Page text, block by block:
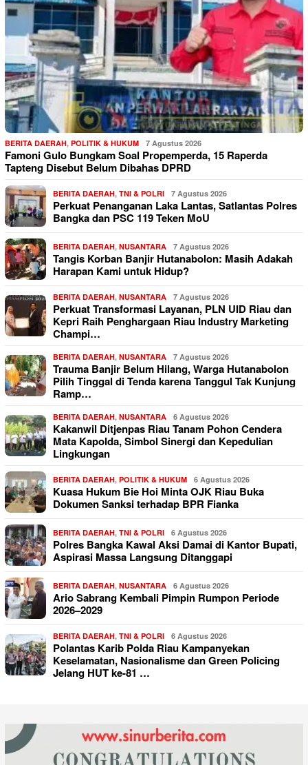
BERITA DAERAH, POLITIK & HUKUM 7 Agustus 2026
Famoni Gulo Bungkam Soal Propemperda, 15 Raperda
Tapteng Disebut Belum Dibahas DPRD
BERITA DAERAH, TNI & POLRI 7 Agustus 2026
Perkuat Penanganan Laka Lantas, Satlantas Polres
Bangka dan PSC 119 Teken MoU
BERITA DAERAH, NUSANTARA 7 Agustus 2026
Tangis Korban Banjir Hutanabolon: Masih Adakah
Harapan Kami untuk Hidup?
BERITA DAERAH, NUSANTARA 7 Agustus 2026
Perkuat Transformasi Layanan, PLN UID Riau dan
Kepri Raih Penghargaan Riau Industry Marketing
Champi…
BERITA DAERAH, NUSANTARA 7 Agustus 2026
Trauma Banjir Belum Hilang, Warga Hutanabolon
Pilih Tinggal di Tenda karena Tanggul Tak Kunjung
Ramp…
BERITA DAERAH, NUSANTARA 6 Agustus 2026
Kakanwil Ditjenpas Riau Tanam Pohon Cendera
Mata Kapolda, Simbol Sinergi dan Kepedulian
Lingkungan
BERITA DAERAH, POLITIK & HUKUM 6 Agustus 2026
Kuasa Hukum Bie Hoi Minta OJK Riau Buka
Dokumen Sanksi terhadap BPR Fianka
BERITA DAERAH, TNI & POLRI 6 Agustus 2026
Polres Bangka Kawal Aksi Damai di Kantor Bupati,
Aspirasi Massa Langsung Ditanggapi
BERITA DAERAH, NUSANTARA 6 Agustus 2026
Ario Sabrang Kembali Pimpin Rumpon Periode
2026–2029
BERITA DAERAH, TNI & POLRI 6 Agustus 2026
Polantas Karib Polda Riau Kampanyekan
Keselamatan, Nasionalisme dan Green Policing
Jelang HUT ke-81 …